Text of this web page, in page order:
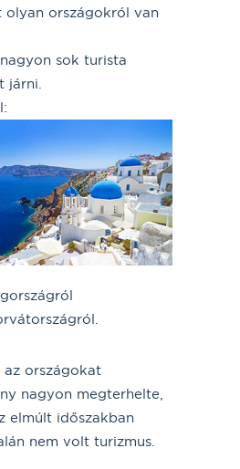
olyan országokról van
sok turista
járni.
az országokat
nagyon megterhelte,
elmúlt időszakban
nem volt turizmus.